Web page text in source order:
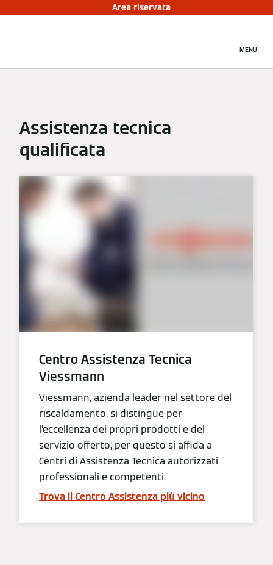
Area riservata
MENU
Assistenza tecnica
qualificata
Centro Assistenza Tecnica
Viessmann
Viessmann, azienda leader nel settore del
riscaldamento, si distingue per
l’eccellenza dei propri prodotti e del
servizio offerto; per questo si affida a
Centri di Assistenza Tecnica autorizzati
professionali e competenti.
Trova il Centro Assistenza più vicino